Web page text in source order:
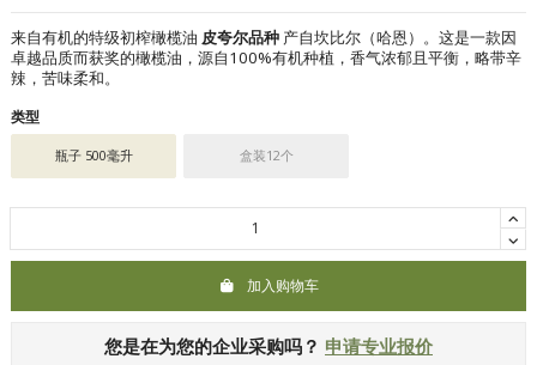
来自有机的特级初榨橄榄油 皮夸尔品种 产自坎比尔（哈恩）。这是一款因
卓越品质而获奖的橄榄油，源自100%有机种植，香气浓郁且平衡，略带辛
辣，苦味柔和。
类型
瓶子 500毫升 盒装12个
加入购物车
您是在为您的企业采购吗？ 申请专业报价